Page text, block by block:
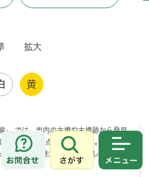
拡大
黄
お問合せ
さがす
回特別展「さいたまの埴
の埴輪」展示資料紹介（2）
」 では、市内の古墳や古墳跡から発見
料を、約170点展示しました。このペー
、第2章の主な資料を紹介します。